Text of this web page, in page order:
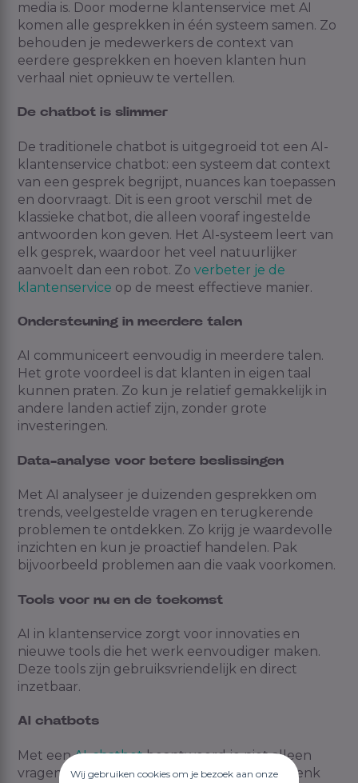
Wij gebruiken cookies om je bezoek aan onze
media is. Door moderne klantenservice met AI
komen alle gesprekken in één systeem samen. Zo
behouden je medewerkers de context van
eerdere gesprekken en hoeven klanten hun
verhaal niet opnieuw te vertellen.
De chatbot is slimmer
De traditionele chatbot is uitgegroeid tot een AI-
klantenservice chatbot: een systeem dat context
van een gesprek begrijpt, nuances kan toepassen
en doorvraagt. Dit is een groot verschil met de
klassieke chatbot, die alleen vooraf ingestelde
antwoorden kon geven. Het AI-systeem leert van
elk gesprek, waardoor het veel natuurlijker
aanvoelt dan een robot. Zo verbeter je de
klantenservice op de meest effectieve manier.
Ondersteuning in meerdere talen
AI communiceert eenvoudig in meerdere talen.
Het grote voordeel is dat klanten in eigen taal
kunnen praten. Zo kun je relatief gemakkelijk in
andere landen actief zijn, zonder grote
investeringen.
Data-analyse voor betere beslissingen
Met AI analyseer je duizenden gesprekken om
trends, veelgestelde vragen en terugkerende
problemen te ontdekken. Zo krijg je waardevolle
inzichten en kun je proactief handelen. Pak
bijvoorbeeld problemen aan die vaak voorkomen.
Tools voor nu en de toekomst
AI in klantenservice zorgt voor innovaties en
nieuwe tools die het werk eenvoudiger maken.
Deze tools zijn gebruiksvriendelijk en direct
inzetbaar.
AI chatbots
Met eenAI-chatbotbeantwoord je niet alleen
vragen, maar voer je ook acties uitvoeren. Denk